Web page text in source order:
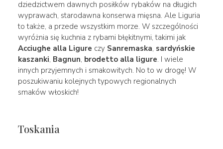
dziedzictwem dawnych posiłków rybaków na długich
wyprawach, starodawna konserwa mięsna. Ale Liguria
to także, a przede wszystkim morze. W szczególności
wyróżnia się kuchnia z rybami błękitnymi, takimi jak
Acciughe alla Ligure czy Sanremaska, sardyńskie
kaszanki, Bagnun, brodetto alla ligure. I wiele
innych przyjemnych i smakowitych. No to w drogę! W
poszukiwaniu kolejnych typowych regionalnych
smaków włoskich!
Toskania